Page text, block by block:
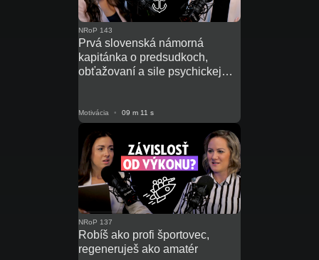
NRoP 143
Prvá slovenská námorná
kapitánka o predsudkoch,
obťažovaní a sile psychickej
Motivácia • 09 m 11 s
NRoP 137
Robíš ako profi športovec,
regeneruješ ako amatér